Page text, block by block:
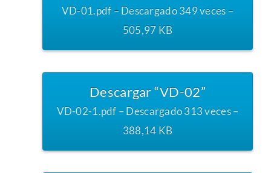
VD-01.pdf – Descargado 349 veces –
505,97 KB
Descargar “VD-02”
VD-02-1.pdf – Descargado 313 veces –
388,14 KB